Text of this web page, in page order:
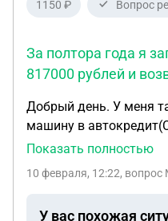
1150 ₽ Вопрос
За полтора года я
817000 рублей и
Добрый день. У меня
машину в
класс 2012г.в за
финансово
Показать полностью
10 февраля, 12:22, вопрос
У вас похожая